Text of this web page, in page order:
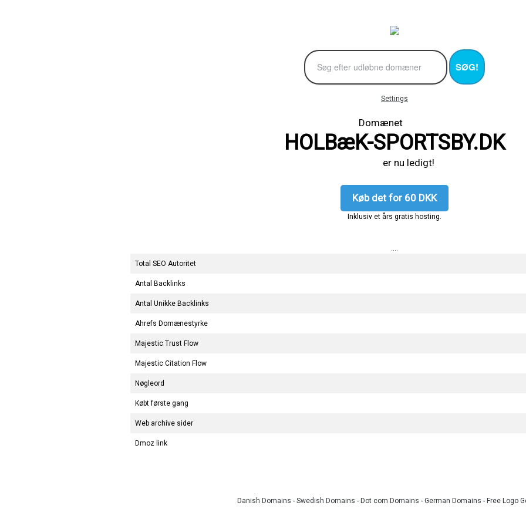
SØG!
Settings
Domænet
HOLBæK-SPORTSBY.DK
er nu ledigt!
Køb det for 60 DKK
Inklusiv et års gratis hosting.
Total SEO Autoritet
Antal Backlinks
Antal Unikke Backlinks
Ahrefs Domænestyrke
Majestic Trust Flow
Majestic Citation Flow
Nøgleord
Købt første gang
Web archive sider
Dmoz link
Danish Domains - Swedish Domains - Dot com Domains - German Domains - Free Logo